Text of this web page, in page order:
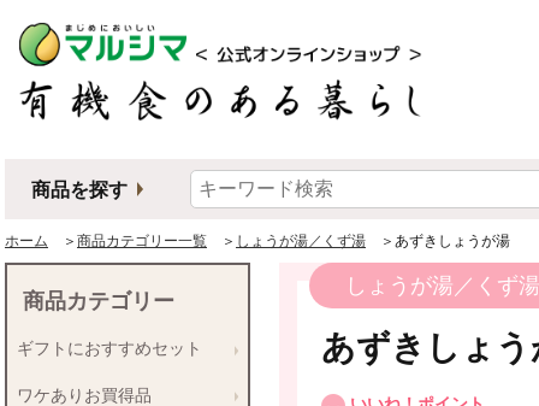
商品を探す
ホーム ＞ 商品カテゴリー一覧 ＞ しょうが湯／くず湯 ＞あずきしょうが湯
しょうが湯／くず湯
あずきしょう
商品カテゴリー
ギフトにおすすめセット
ワケありお買得品